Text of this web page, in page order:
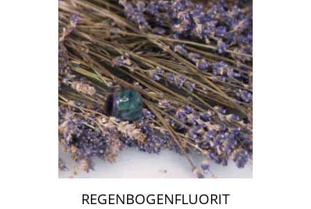
REGENBOGENFLUORIT